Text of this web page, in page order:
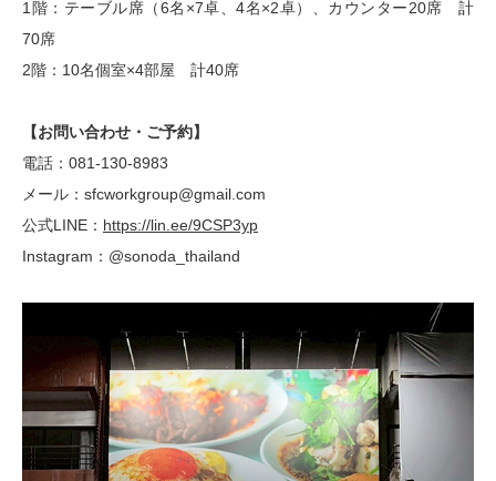
1階：テーブル席（6名×7卓、4名×2卓）、カウンター20席 計
70席
2階：10名個室×4部屋 計40席
【お問い合わせ・ご予約】
電話：081-130-8983
メール：sfcworkgroup@gmail.com
公式LINE： https://lin.ee/9CSP3yp
Instagram：@sonoda_thailand